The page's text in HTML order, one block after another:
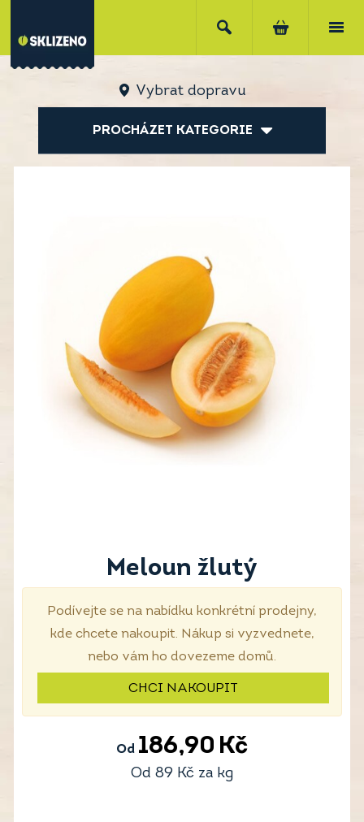
Vybrat dopravu
PROCHÁZET KATEGORIE
Meloun žlutý
Podívejte se na nabídku konkrétní prodejny,
kde chcete nakoupit. Nákup si vyzvednete,
nebo vám ho dovezeme domů.
CHCI NAKOUPIT
Od 186,90 Kč
Od 89 Kč za kg